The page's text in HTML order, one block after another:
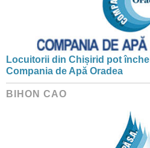
Locuitorii din Chișirid pot
Compania de Apă Oradea
BIHON CAO